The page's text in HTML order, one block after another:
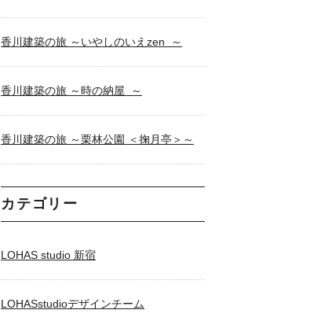
香川建築の旅 ～いやしのいえzen ～
香川建築の旅 ～時の納屋 ～
香川建築の旅 ～栗林公園 ＜掬月亭＞～
カテゴリー
LOHAS studio 新宿
LOHASstudioデザインチーム